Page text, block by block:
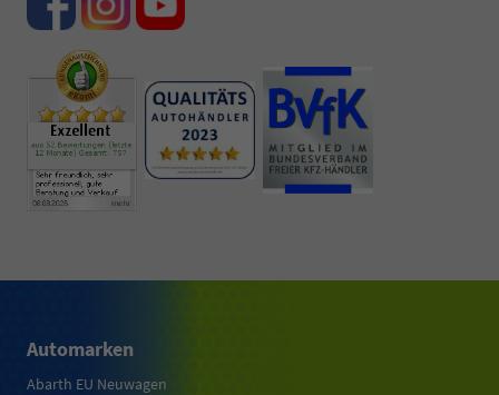
Automarken
Abarth EU Neuwagen